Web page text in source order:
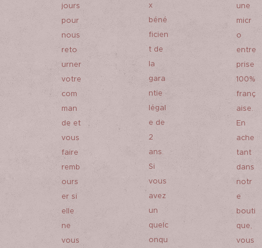
jours
pour
nous
reto
urner
votre
com
man
de et
vous
faire
remb
ours
er si
elle
ne
vous
x
béné
ficien
t de
la
gara
ntie
légal
e de
2
ans.
Si
vous
avez
un
quelc
onqu
une
micr
o
entre
prise
100%
franç
aise.
En
ache
tant
dans
notr
e
bouti
que,
vous